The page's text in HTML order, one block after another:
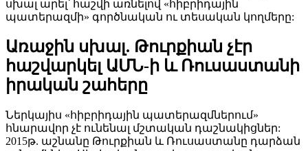
սխալ արել՝ հաշվի առնելով «հիբրիդային
պատերազմի» գործնական ու տեսական կողմերը:
Առաջին սխալ. Թուրքիան չէր
հաշվարկել ԱՄՆ-ի և Ռուսաստանի
իրական շահերը
Ներկայիս «հիբրիդային պատերազմներում»
հնարավոր չէ ունենալ մշտական դաշնակիցներ:
2015թ. աշնանը Թուրքիան և Ռուսաստանը դարձան